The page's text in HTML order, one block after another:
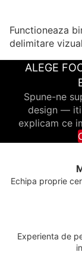
Functioneaza
delimitare
ALEGE
Spune-ne
design — iti
explicam ce
Echipa proprie
Experienta de